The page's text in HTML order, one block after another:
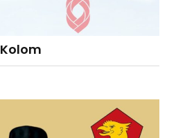
Kolom